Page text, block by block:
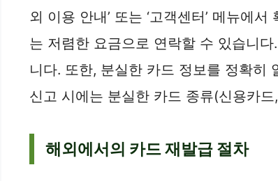
외 이용 안내’ 또는 ‘고객센터’ 메뉴에
는 저렴한 요금으로 연락할 수 있습니
니다. 또한, 분실한 카드 정보를 정확히
신고 시에는 분실한 카드 종류(신용카
해외에서의 카드 재발급 절차